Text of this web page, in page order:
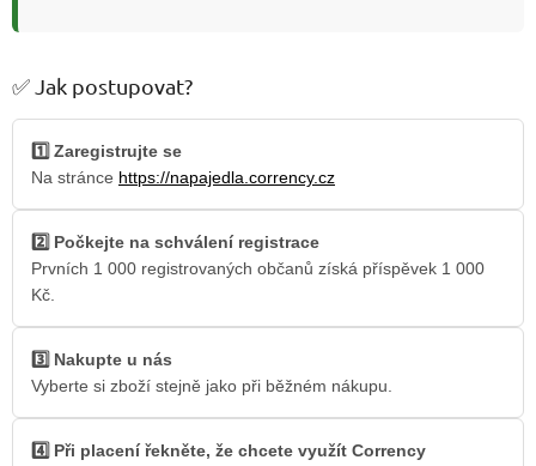
✅ Jak postupovat?
1️⃣ Zaregistrujte se
Na stránce https://napajedla.corrency.cz
2️⃣ Počkejte na schválení registrace
Prvních 1 000 registrovaných občanů získá příspěvek 1 000
Kč.
3️⃣ Nakupte u nás
Vyberte si zboží stejně jako při běžném nákupu.
4️⃣ Při placení řekněte, že chcete využít Corrency